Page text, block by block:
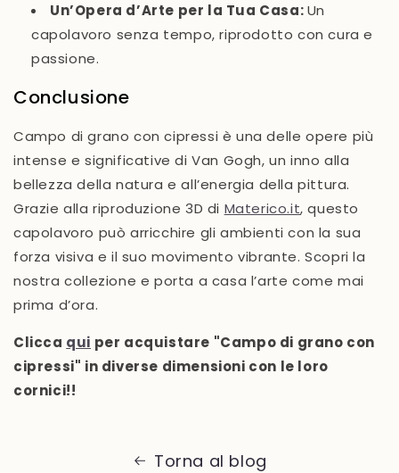
Un’Opera d’Arte per la Tua Casa:Un
capolavoro senza tempo, riprodotto con cura e
passione.
Conclusione
Campo di grano con cipressi è una delle opere più
intense e significative di Van Gogh, un inno alla
bellezza della natura e all’energia della pittura.
Grazie alla riproduzione 3D di Materico.it, questo
capolavoro può arricchire gli ambienti con la sua
forza visiva e il suo movimento vibrante. Scopri la
nostra collezione e porta a casa l’arte come mai
prima d’ora.
Clicca qui per acquistare "Campo di grano con
cipressi" in diverse dimensioni con le loro
cornici!!
Torna al blog